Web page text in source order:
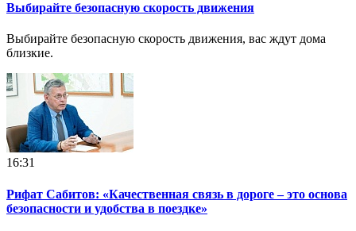
Выбирайте безопасную скорость движения
Выбирайте безопасную скорость движения, вас ждут дома
близкие.
16:31
Рифат Сабитов: «Качественная связь в дороге – это основа
безопасности и удобства в поездке»